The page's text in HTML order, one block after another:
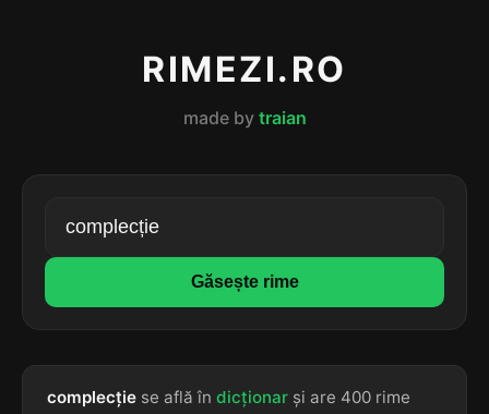
RIMEZI.RO
made by traian
Găsește rime
complecție se află în dicționar și are 400 rime